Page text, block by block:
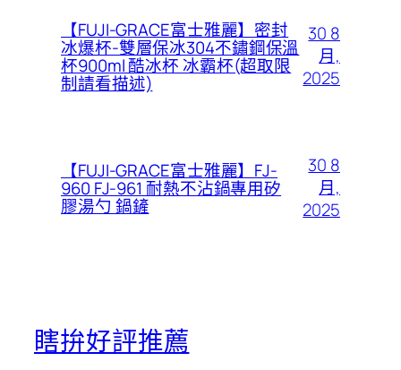
【FUJI-GRACE富士雅麗】密封
冰爆杯-雙層保冰304不鏽鋼保溫
杯900ml 酷冰杯 冰霸杯(超取限
制請看描述)
30 8
月,
2025
【FUJI-GRACE富士雅麗】FJ-
960 FJ-961 耐熱不沾鍋專用矽
膠湯勺 鍋鏟
30 8
月,
2025
瞎拚好評推薦